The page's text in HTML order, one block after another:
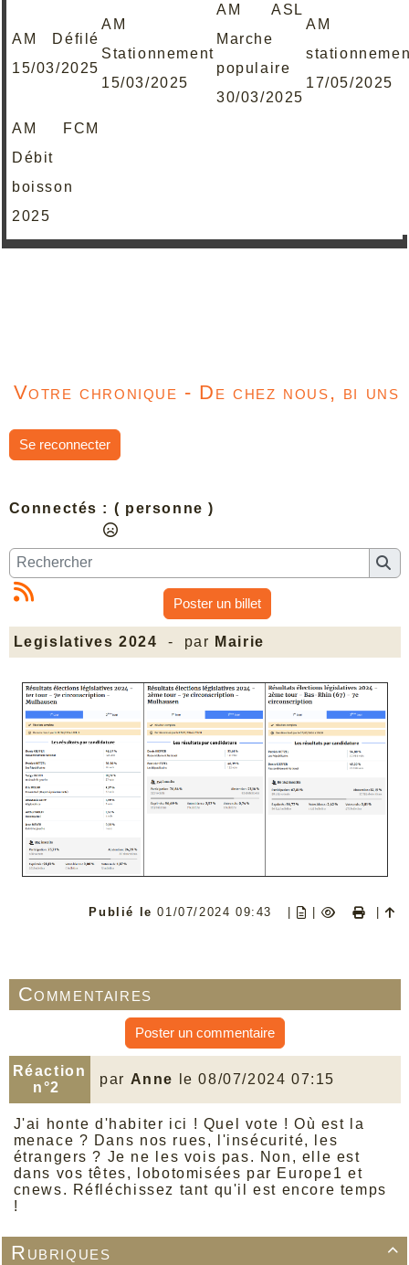
AM Défilé
15/03/2025
AM
Stationnement
15/03/2025
AM ASL
Marche
populaire
30/03/2025
AM
17/05/2025
AM FCM
Débit
boisson
2025

Rubriques
Votre chronique - De chez nous, bi uns
Se reconnecter
Connectés : ( personne )
Poster un billet
Legislatives 2024 - par Mairie
Publié le01/07/2024 09:43 |
Commentaires
Poster un commentaire
Réaction
n°2
par Anne le 08/07/2024 07:15
J'ai honte d'habiter ici ! Quel vote ! Où est la
menace ? Dans nos rues, l'insécurité, les
étrangers ? Je ne les vois pas. Non, elle est
dans vos têtes, lobotomisées par Europe1 et
cnews. Réfléchissez tant qu'il est encore temps
!